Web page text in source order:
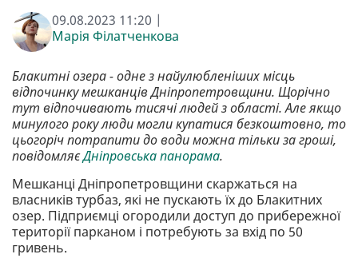
09.08.2023 11:20 |
Марія Філатченкова
Блакитні озера - одне з найулюбленіших місць
відпочинку мешканців Дніпропетровщини. Щорічно
тут відпочивають тисячі людей з області. Але якщо
минулого року люди могли купатися безкоштовно, то
цьогоріч потрапити до води можна тільки за гроші,
повідомляєДніпровська панорама.
Мешканці Дніпропетровщини скаржаться на
власників турбаз, які не пускають їх до Блакитних
озер. Підприємці огородили доступ до прибережної
території парканом і потребують за вхід по 50
гривень.